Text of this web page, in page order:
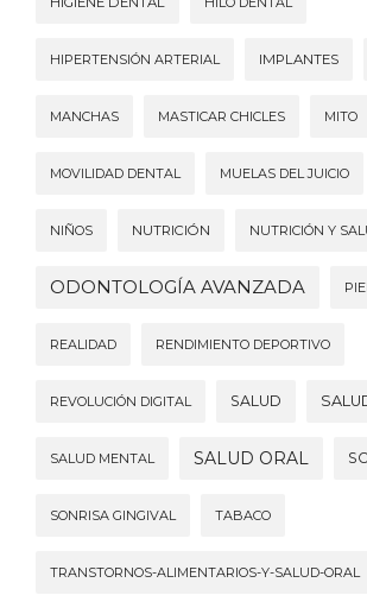
HIPERTENSIÓN ARTERIAL IMPLANTES
MANCHAS MASTICAR CHICLES MITO
MOVILIDAD DENTAL MUELAS DEL JUICIO
NIÑOS NUTRICIÓN NUTRICIÓN Y
ODONTOLOGÍA AVANZADA
REALIDAD RENDIMIENTO DEPORTIVO
REVOLUCIÓN DIGITAL SALUD
SALUD MENTAL SALUD ORAL
SONRISA GINGIVAL TABACO
TRANSTORNOS-ALIMENTARIOS-Y-SALUD-ORAL